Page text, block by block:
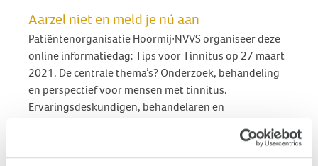
Aarzel niet en meld je nú aan
Patiëntenorganisatie Hoormij∙NVVS organiseer deze
online informatiedag: Tips voor Tinnitus op 27 maart
2021. De centrale thema’s? Onderzoek, behandeling
en perspectief voor mensen met tinnitus.
Ervaringsdeskundigen, behandelaren en
programma over tinnitus en de behandelopties. De
bijeenkomst vindt plaats van 10.30 tot 16.00 uur.